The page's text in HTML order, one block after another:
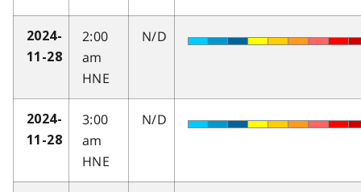
2024-
11-28
2:00
am
HNE
N/D
2024-
11-28
3:00
am
HNE
N/D